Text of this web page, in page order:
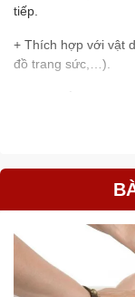
tiếp.
+ Thích hợp với vật
đồ trang sức,…).
+ Ngay khi mở nắp,